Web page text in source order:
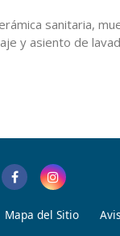
sanitaria,
y asiento de
Mapa del Sitio